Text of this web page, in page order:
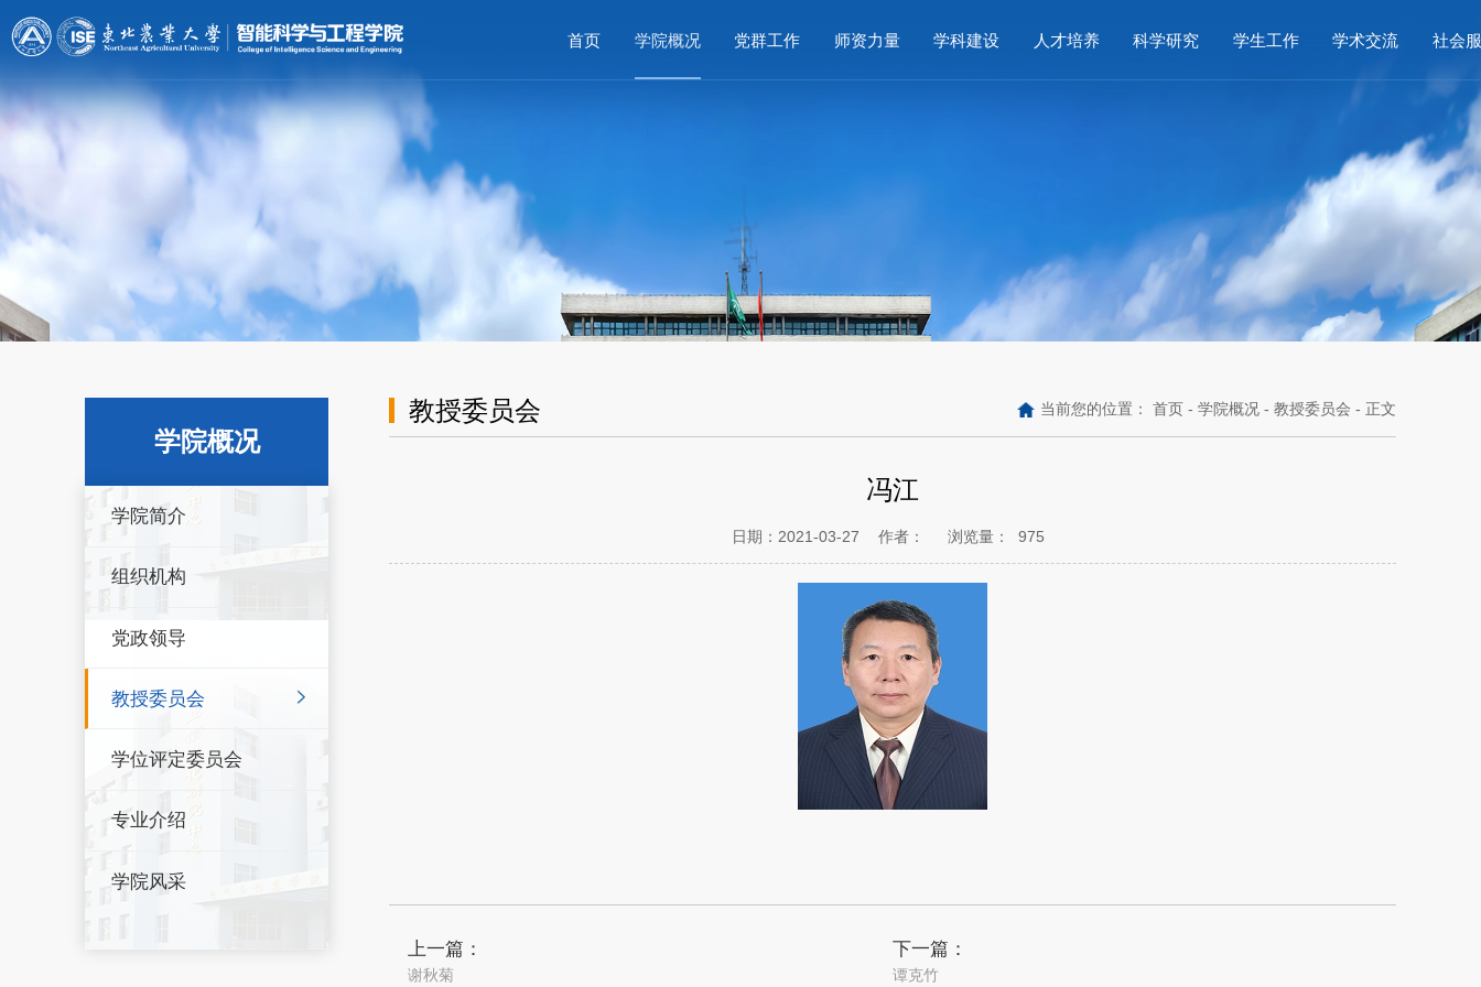
首页 学院概况 党群工作 师资力量 学科建设 人才培养 科学研究 学生工作 学术交流 社会
学院概况
学院简介
组织机构
党政领导
教授委员会
学位评定委员会
专业介绍
学院风采
教授委员会 当前您的位置： 首页 - 学院概况 - 教授委员会 - 正文
冯江
日期：2021-03-27 作者： 浏览量： 975
上一篇：
谢秋菊
下一篇：
谭克竹